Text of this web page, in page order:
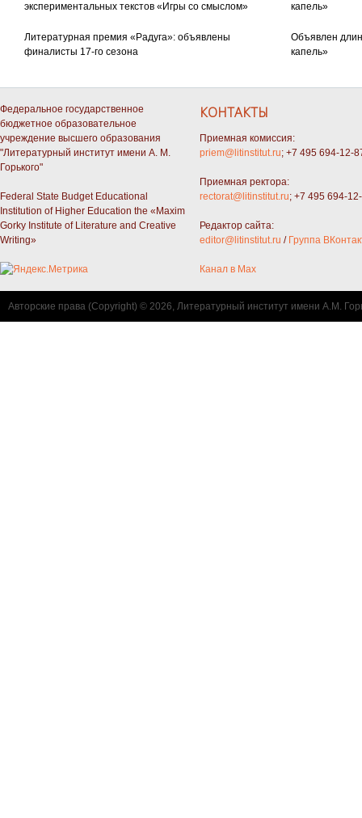
экспериментальных текстов «Игры со смыслом»
капель»
Литературная премия «Радуга»: объявлены
финалисты 17-го сезона
Объявлен
капель»
Федеральное государственное
бюджетное образовательное
учреждение высшего образования
"Литературный институт имени А. М.
Горького"
Federal State Budget Educational
Institution of Higher Education the «Maxim
Gorky Institute of Literature and Creative
Writing»
КОНТАКТЫ
Приемная комиссия:
priem@litinstitut.ru; +7 495 694-12-
Приемная ректора:
rectorat@litinstitut.ru; +7 495 694-
Редактор сайта:
editor@litinstitut.ru / Группа
Канал в Max
Авторские права (Copyright) © 2026, Литературный институт имени А.М.